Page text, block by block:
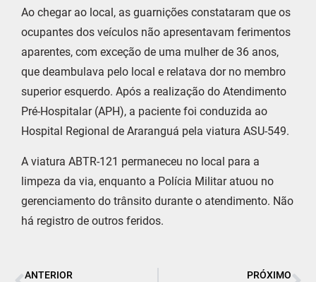
Ao chegar ao local, as guarnições constataram que os
ocupantes dos veículos não apresentavam ferimentos
aparentes, com exceção de uma mulher de 36 anos,
que deambulava pelo local e relatava dor no membro
superior esquerdo. Após a realização do Atendimento
Pré-Hospitalar (APH), a paciente foi conduzida ao
Hospital Regional de Araranguá pela viatura ASU-549.
A viatura ABTR-121 permaneceu no local para a
limpeza da via, enquanto a Polícia Militar atuou no
gerenciamento do trânsito durante o atendimento. Não
há registro de outros feridos.
ANTERIOR PRÓXIMO